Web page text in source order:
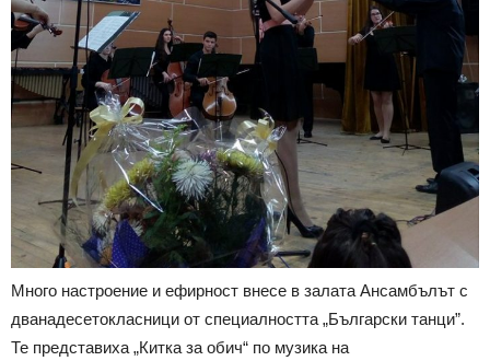
Много настроение и ефирност внесе в залата Ансамбълът с
дванадесетокласници от специалността „Български танци”.
Те представиха „Китка за обич“ по музика на